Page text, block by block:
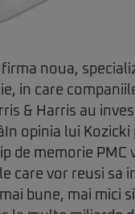
noua,
in care
& Harris au
opinia lui
de memorie PMC
care vor reusi sa
bune, mai mici